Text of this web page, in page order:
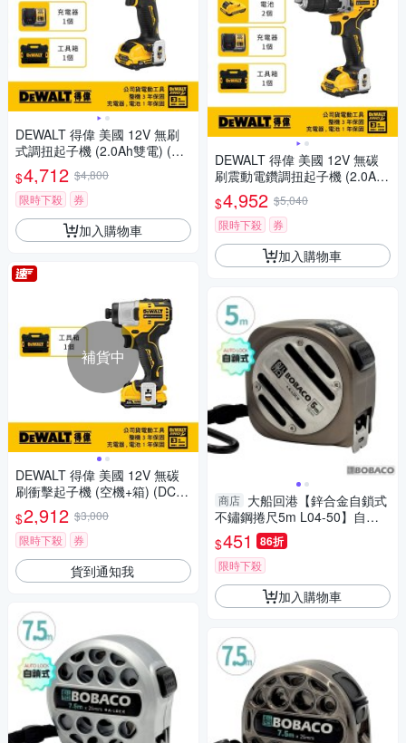
DEWALT 得偉 美國 12V 無刷
式調扭起子機 (2.0Ah雙電) (DC
F601D2)
$4,712 $4,800
限時下殺
券
加入購物車
補貨中
DEWALT 得偉 美國 12V 無碳
刷衝擊起子機 (空機+箱) (DCF8
01NK)
$2,912 $3,000
限時下殺
券
貨到通知我
DEWALT 得偉 美國 12V 無碳
刷震動電鑽調扭起子機 (2.0Ah
雙電) (DCD706D2)
$4,952 $5,040
限時下殺
券
加入購物車
商店 大船回港【鋅合金自鎖式
不鏽鋼捲尺5m L04-50】自動
鎖捲尺 木工 卷尺 鏤空捲尺 米
尺 工程量尺
$451 86折
限時下殺
加入購物車